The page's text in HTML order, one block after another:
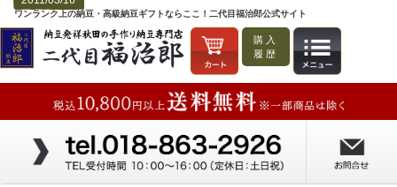
ワンランク上の納豆・高級納豆ギフトならここ！二代目福治郎公式サイト
購入
履歴